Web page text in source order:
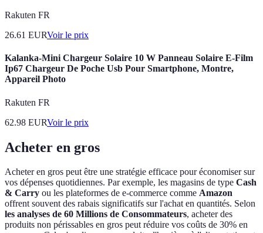
Rakuten FR
26.61 EURVoir le prix
Kalanka-Mini Chargeur Solaire 10 W Panneau Solaire E-Film
Ip67 Chargeur De Poche Usb Pour Smartphone, Montre,
Appareil Photo
Rakuten FR
62.98 EURVoir le prix
Acheter en gros
Acheter en gros peut être une stratégie efficace pour économiser sur
vos dépenses quotidiennes. Par exemple, les magasins de type Cash
& Carry ou les plateformes de e-commerce comme Amazon
offrent souvent des rabais significatifs sur l'achat en quantités. Selon
les analyses de 60 Millions de Consommateurs, acheter des
produits non périssables en gros peut réduire vos coûts de 30% en